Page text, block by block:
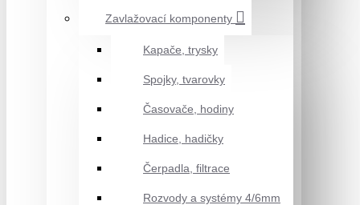
Zavlažovací komponenty
Kapače, trysky
Spojky, tvarovky
Časovače, hodiny
Hadice, hadičky
Čerpadla, filtrace
Rozvody a systémy 4/6mm